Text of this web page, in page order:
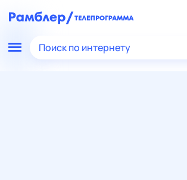
Поиск по интернету